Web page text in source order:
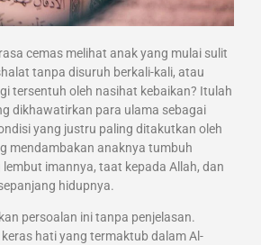
cemas melihat anak yang mulai sulit
tanpa disuruh berkali-kali, atau
tersentuh oleh nasihat kebaikan? Itulah
dikhawatirkan para ulama sebagai
yang justru paling ditakutkan oleh
mendambakan anaknya tumbuh
imannya, taat kepada Allah, dan
hidupnya.
persoalan ini tanpa penjelasan.
hati yang termaktub dalam Al-